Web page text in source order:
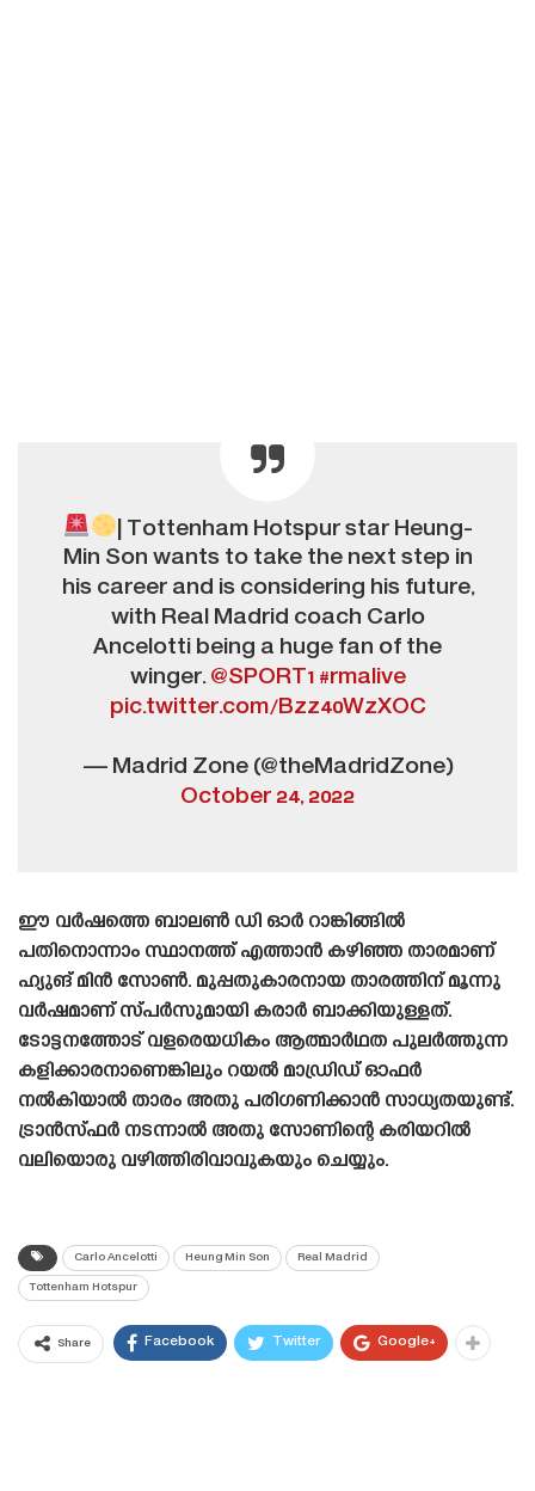
| Tottenham Hotspur star Heung-
Min Son wants to take the next step in
his career and is considering his future,
with Real Madrid coach Carlo
Ancelotti being a huge fan of the
winger.@SPORT1 #rmalive
pic.twitter.com/Bzz40WzXOC
— Madrid Zone (@theMadridZone)
October 24, 2022
ഈ വർഷത്തെ ബാലൺ ഡി ഓർ റാങ്കിങ്ങിൽ
പതിനൊന്നാം സ്ഥാനത്ത് എത്താൻ കഴിഞ്ഞ താരമാണ്
ഹ്യുങ് മിൻ സോൺ. മുപ്പതുകാരനായ താരത്തിന് മൂന്നു
വർഷമാണ് സ്‌പർസുമായി കരാർ ബാക്കിയുള്ളത്.
ടോട്ടനത്തോട് വളരെയധികം ആത്മാർഥത പുലർത്തുന്ന
കളിക്കാരനാണെങ്കിലും റയൽ മാഡ്രിഡ് ഓഫർ
നൽകിയാൽ താരം അതു പരിഗണിക്കാൻ സാധ്യതയുണ്ട്.
ട്രാൻസ്‌ഫർ നടന്നാൽ അതു സോണിന്റെ കരിയറിൽ
വലിയൊരു വഴിത്തിരിവാവുകയും ചെയ്യും.
Carlo Ancelotti Heung Min Son Real Madrid
Tottenham Hotspur
Share Facebook Twitter Google+